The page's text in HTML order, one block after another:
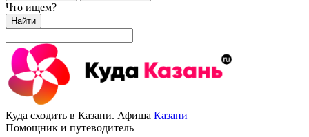
Что ищем?
Найти
Куда сходить в Казани. Афиша Казани
Помощник и путеводитель